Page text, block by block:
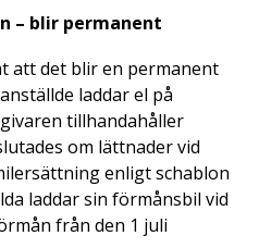
– blir permanent
att det blir en permanent
laddar el på
tillhandahåller
om lättnader vid
enligt schablon
laddar sin förmånsbil vid
från den 1 juli